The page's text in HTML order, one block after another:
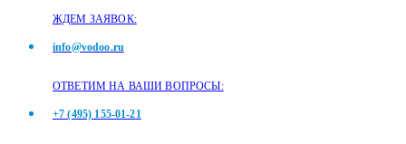
ЖДЕМ ЗАЯВОК:
info@vodoo.ru
ОТВЕТИМ НА ВАШИ ВОПРОСЫ:
+7 (495) 155-01-21